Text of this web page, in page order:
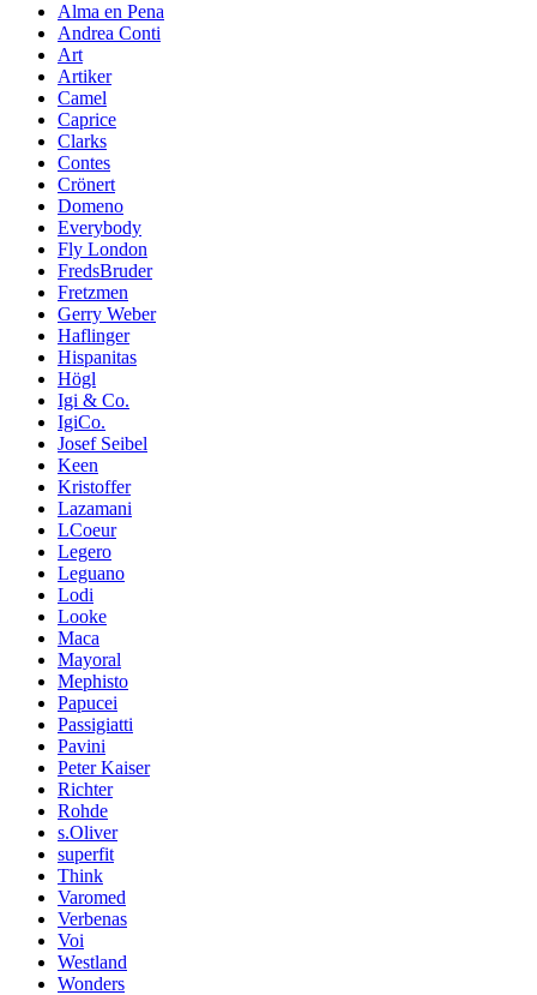
Alma en Pena
Andrea Conti
Art
Artiker
Camel
Caprice
Clarks
Contes
Crönert
Domeno
Everybody
Fly London
FredsBruder
Fretzmen
Gerry Weber
Haflinger
Hispanitas
Högl
Igi & Co.
IgiCo.
Josef Seibel
Keen
Kristoffer
Lazamani
LCoeur
Legero
Leguano
Lodi
Looke
Maca
Mayoral
Mephisto
Papucei
Passigiatti
Pavini
Peter Kaiser
Richter
Rohde
s.Oliver
superfit
Think
Varomed
Verbenas
Voi
Westland
Wonders